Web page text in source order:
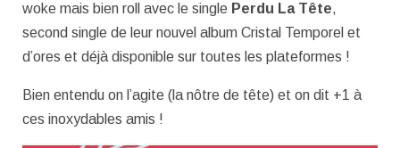
woke mais bien roll avec le single Perdu La Tête,
second single de leur nouvel album Cristal Temporel et
d’ores et déjà disponible sur toutes les plateformes !
Bien entendu on l’agite (la nôtre de tête) et on dit +1 à
ces inoxydables amis !